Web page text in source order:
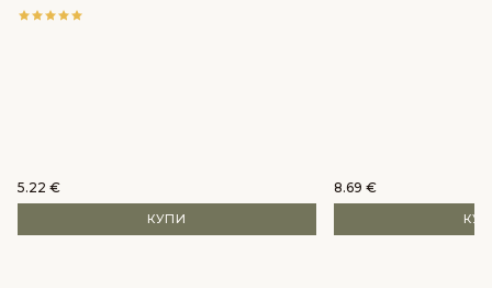
5.22 €
КУПИ
8.69 €